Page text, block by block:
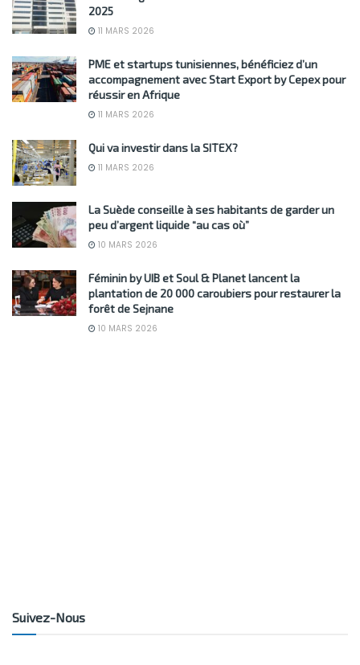
2025
11 MARS 2026
PME et startups tunisiennes, bénéficiez d’un
accompagnement avec Start Export by Cepex pour
réussir en Afrique
11 MARS 2026
Qui va investir dans la SITEX?
11 MARS 2026
La Suède conseille à ses habitants de garder un
peu d’argent liquide “au cas où”
10 MARS 2026
Féminin by UIB et Soul & Planet lancent la
plantation de 20 000 caroubiers pour restaurer la
forêt de Sejnane
10 MARS 2026
Suivez-Nous